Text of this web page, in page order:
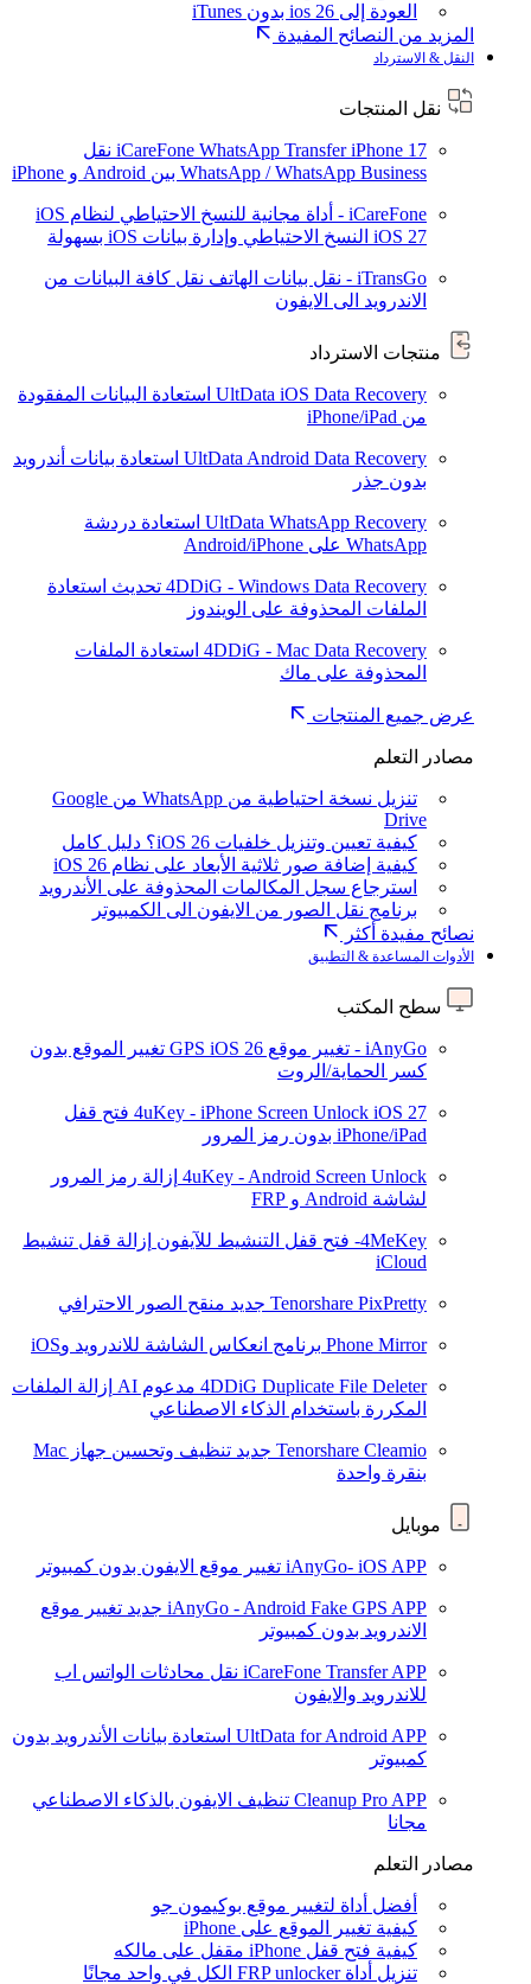
العودة إلى ios 26 بدون iTunes
المزيد من النصائح المفيدة
النقل & الاسترداد
نقل المنتجات
iCareFone WhatsApp TransferiPhone 17
نقل
WhatsApp / WhatsApp Business بين Android و iPhone
iCareFone - أداة مجانية للنسخ الاحتياطي لنظام iOS
iOS 27 النسخ الاحتياطي وإدارة بيانات iOS بسهولة
iTransGo - نقل بيانات الهاتف
نقل كافة البيانات من
الاندرويد الى الايفون
منتجات الاسترداد
UltData iOS Data Recovery استعادة البيانات المفقودة
من iPhone/iPad
UltData Android Data Recovery استعادة بيانات أندرويد
بدون جذر
UltData WhatsApp Recovery استعادة دردشة
WhatsApp على Android/iPhone
4DDiG - Windows Data Recovery تحديث استعادة
الملفات المحذوفة على الويندوز
4DDiG - Mac Data Recovery استعادة الملفات
المحذوفة على ماك
عرض جميع المنتجات
مصادر التعلم
تنزيل نسخة احتياطية من WhatsApp من Google
Drive
كيفية تعيين وتنزيل خلفيات iOS 26؟ دليل كامل
كيفية إضافة صور ثلاثية الأبعاد على نظام iOS 26
استرجاع سجل المكالمات المحذوفة على الأندرويد
برنامج نقل الصور من الايفون الى الكمبيوتر
نصائح مفيدة أكثر
الأدوات المساعدة & التطبيق
سطح المكتب
iAnyGo - تغيير موقع GPS iOS 26
تغيير الموقع بدون
كسر الحماية/الروت
4uKey - iPhone Screen Unlock iOS 27
فتح قفل
iPhone/iPad بدون رمز المرور
4uKey - Android Screen Unlock إزالة رمز المرور
لشاشة Android و FRP
4MeKey- فتح قفل التنشيط للآيفون
إزالة قفل تنشيط
iCloud
Tenorshare PixPretty جديد منقح الصور الاحترافي
Phone Mirror برنامج انعكاس الشاشة للاندرويد وiOS
4DDiG Duplicate File Deleter مدعوم AI
إزالة الملفات
المكررة باستخدام الذكاء الاصطناعي
Tenorshare Cleamio جديد
تنظيف وتحسين جهاز Mac
بنقرة واحدة
موبايل
iAnyGo- iOS APP تغيير موقع الايفون بدون كمبيوتر
iAnyGo - Android Fake GPS APP جديد تغيير موقع
الاندرويد بدون كمبيوتر
iCareFone Transfer APP نقل محادثات الواتس اب
للاندرويد والايفون
UltData for Android APP استعادة بيانات الأندرويد بدون
كمبيوتر
Cleanup Pro APP تنظيف الايفون بالذكاء الاصطناعي
مجانا
مصادر التعلم
أفضل أداة لتغيير موقع بوكيمون جو
كيفية تغيير الموقع على iPhone
كيفية فتح قفل iPhone مقفل على مالكه
تنزيل أداة FRP unlocker الكل في واحد مجانًا